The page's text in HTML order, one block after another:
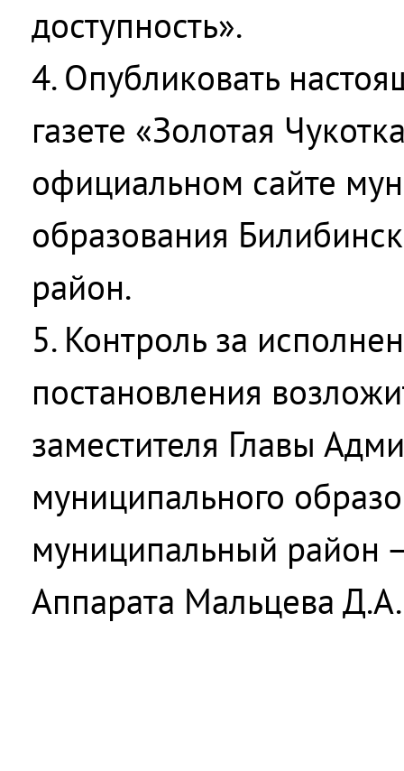
доступность».
4. Опубликовать
газете «Золотая
официальном сайте
образования
район.
5. Контроль за
постановления
заместителя Главы
муниципального
муниципальный район
Аппарата Мальцева